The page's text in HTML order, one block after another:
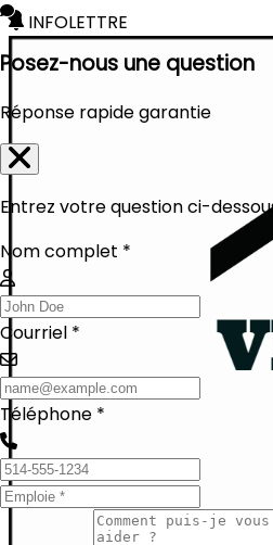
INFOLETTRE
Posez-nous une question
Réponse rapide garantie
Entrez votre question ci-
Nom complet *
Courriel *
Téléphone *